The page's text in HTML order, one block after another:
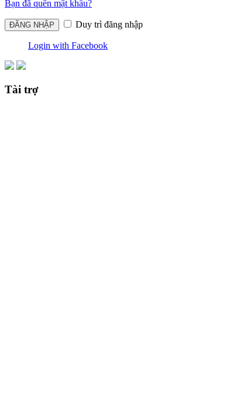
Bạn đã quên mật khẩu?
Duy trì đăng nhập
Login with Facebook
Tài trợ